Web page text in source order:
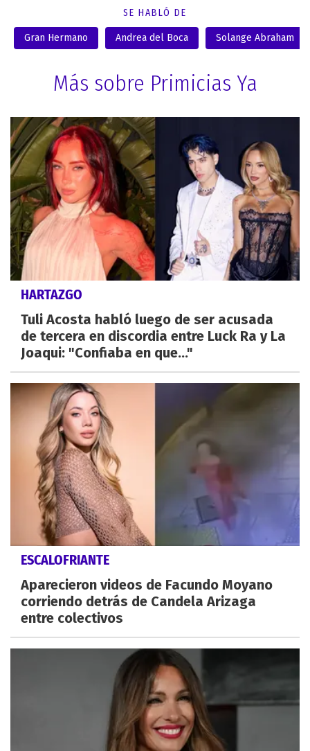
SE HABLÓ DE
Gran Hermano Andrea del Boca Solange Abraham
Más sobre Primicias Ya
HARTAZGO
Tuli Acosta habló luego de ser acusada
de tercera en discordia entre Luck Ra y La
Joaqui: "Confiaba en que..."
ESCALOFRIANTE
Aparecieron videos de Facundo Moyano
corriendo detrás de Candela Arizaga
entre colectivos